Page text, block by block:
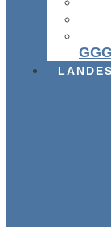
GGG